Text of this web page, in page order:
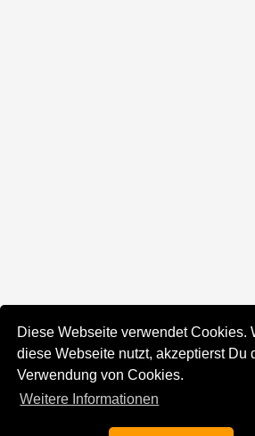
Diese Webseite verwendet Cookies.
diese Webseite nutzt, akzeptierst Du
Verwendung von Cookies.
Weitere Informationen